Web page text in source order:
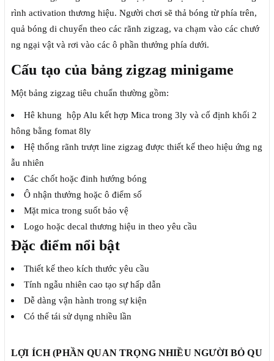
rình activation thương hiệu. Người chơi sẽ thả bóng từ phía trên,
quả bóng di chuyển theo các rãnh zigzag, va chạm vào các chướ
ng ngại vật và rơi vào các ô phần thưởng phía dưới.
Cấu tạo của bảng zigzag minigame
Một bảng zigzag tiêu chuẩn thường gồm:
Hê khung hộp Alu kết hợp Mica trong 3ly và cố định khối 2
hông bằng fomat 8ly
Hệ thống rãnh trượt line zigzag được thiết kế theo hiệu ứng ng
ẫu nhiên
Các chốt hoặc đinh hướng bóng
Ô nhận thưởng hoặc ô điểm số
Mặt mica trong suốt bảo vệ
Logo hoặc decal thương hiệu in theo yêu cầu
Đặc điểm nổi bật
Thiết kế theo kích thước yêu cầu
Tính ngẫu nhiên cao tạo sự hấp dẫn
Dễ dàng vận hành trong sự kiện
Có thể tái sử dụng nhiều lần
LỢI ÍCH (PHẦN QUAN TRỌNG NHIỀU NGƯỜI BỎ QU